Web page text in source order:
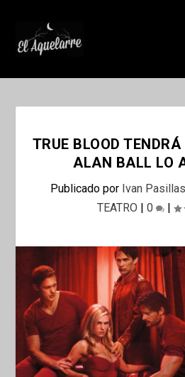
TRUE BLOOD
ALAN BALL LO
Publicado por Ivan Pasillas
TEATRO | 0 |